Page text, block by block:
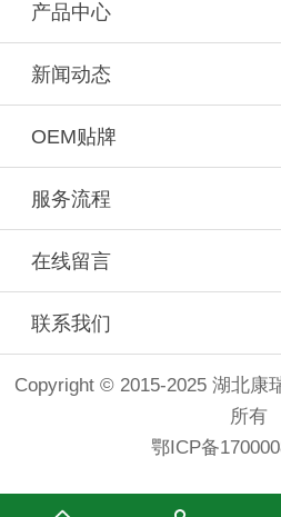
产品中心
新闻动态
OEM贴牌
服务流程
在线留言
联系我们
Copyright © 2015-2025 湖北康
所有
鄂ICP备